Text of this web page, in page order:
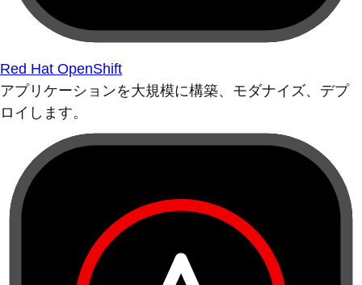
Red Hat OpenShift
アプリケーションを大規模に構築、モダナイズ、デプ
ロイします。